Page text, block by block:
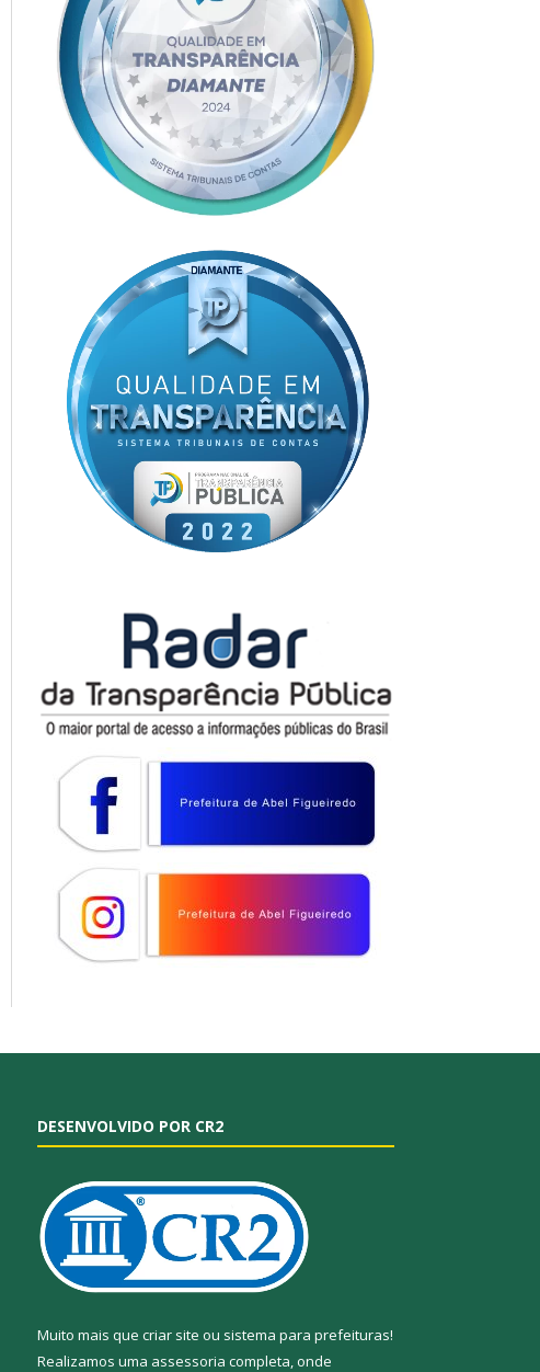
DESENVOLVIDO POR CR2
Muito mais que criar site ou sistema para prefeituras!
Realizamos uma assessoria completa, onde